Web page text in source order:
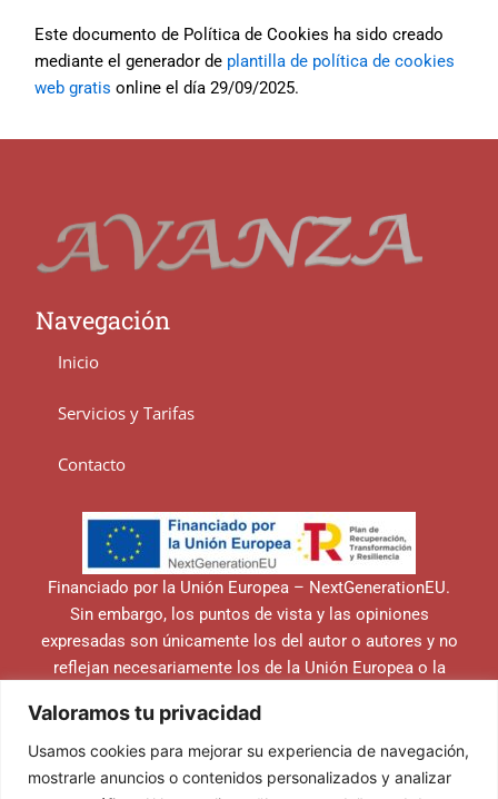
Valoramos tu privacidad
Usamos cookies para mejorar su experiencia de navegación,
mostrarle anuncios o contenidos personalizados y analizar
Este documento de Política de Cookies ha sido creado
mediante el generador de plantilla de política de cookies
web gratis online el día 29/09/2025.
Navegación
Inicio
Servicios y Tarifas
Contacto
Financiado por la Unión Europea – NextGenerationEU.
Sin embargo, los puntos de vista y las opiniones
expresadas son únicamente los del autor o autores y no
reflejan necesariamente los de la Unión Europea o la
Europea pueden ser consideradas responsables de las
mismas.